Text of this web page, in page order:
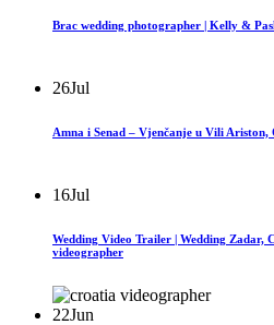
Brac wedding photographer | Kelly &
26Jul
Amna i Senad – Vjenčanje u Vili Ariston,
16Jul
Wedding Video Trailer | Wedding Zadar,
videographer
22Jun